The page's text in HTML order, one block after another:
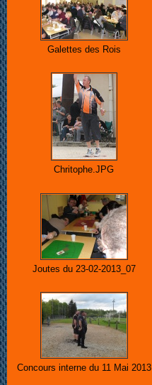
Galettes des Rois
Chritophe.JPG
Joutes du 23-02-2013_07
Concours interne du 11 Mai 2013